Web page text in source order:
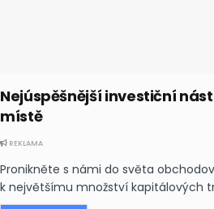
Nejúspěšnější investiční
místě
REKLAMA
Pronikněte s námi do světa
k největšímu množství kapitálových